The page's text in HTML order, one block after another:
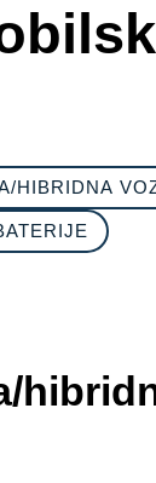
HIBRIDNA